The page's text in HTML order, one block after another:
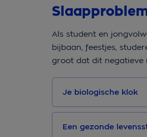
Als student en
bijbaan, feestjes,
groot dat dit negatieve
Je biologische klok
Een gezonde